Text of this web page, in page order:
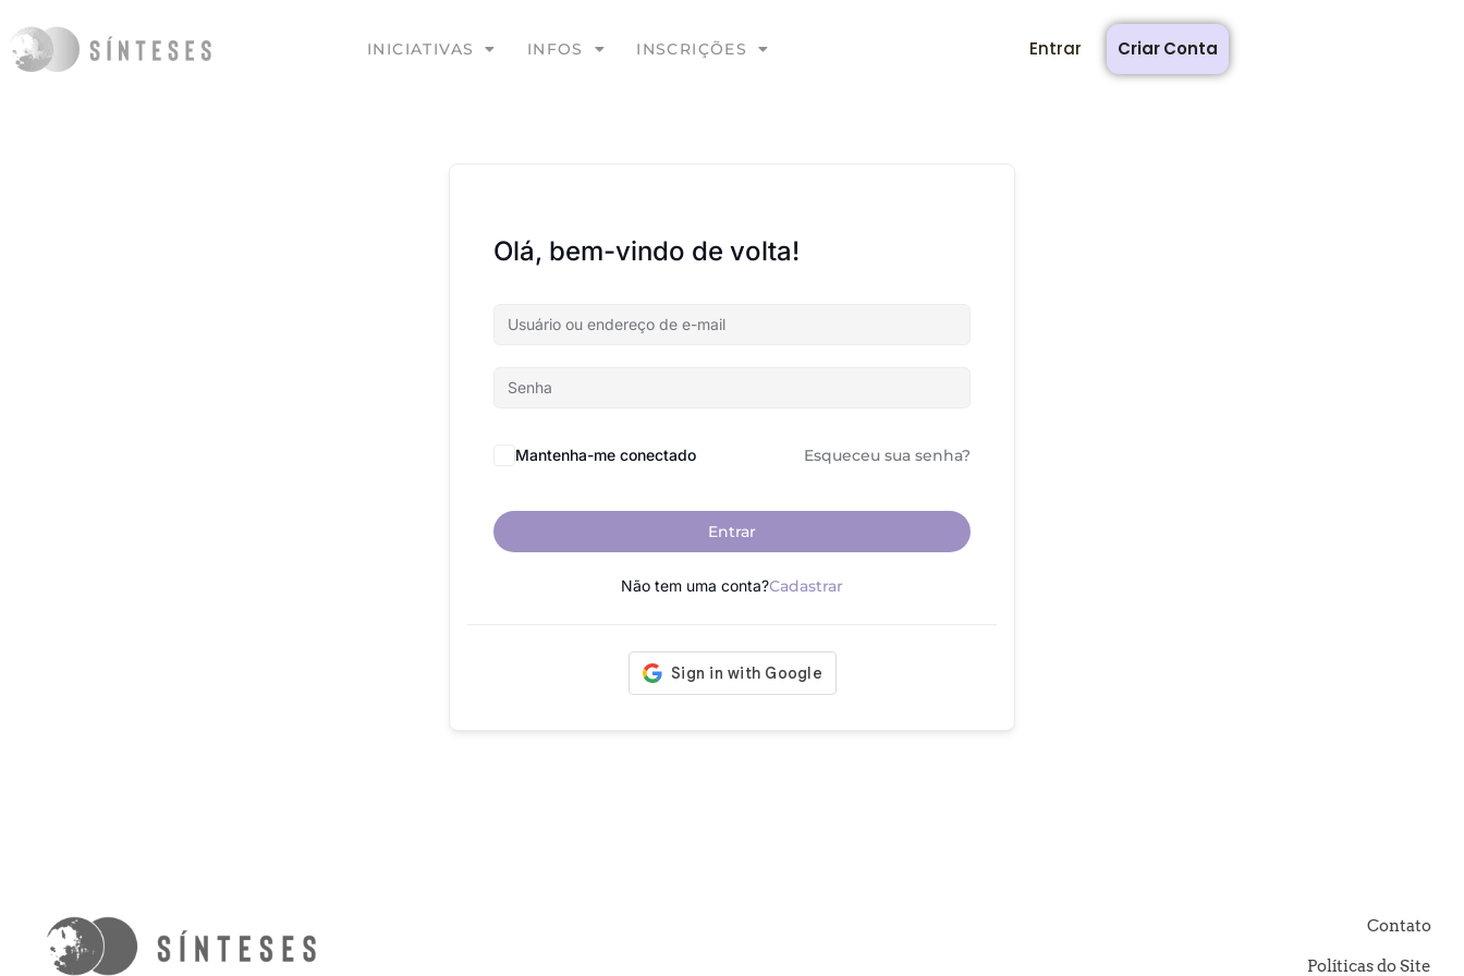
INICIATIVAS INFOS INSCRIÇÕES Entrar Criar Conta
Olá, bem-vindo de volta!
Mantenha-me conectado Esqueceu sua senha?
Entrar
Não tem uma conta?Cadastrar
Contato
Políticas do Site